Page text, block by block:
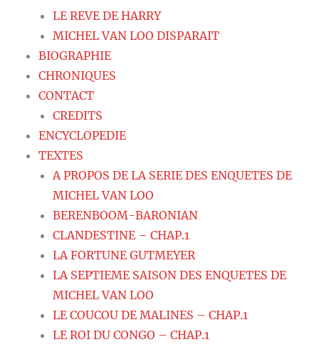
LE REVE DE HARRY
MICHEL VAN LOO DISPARAIT
BIOGRAPHIE
CHRONIQUES
CONTACT
CREDITS
ENCYCLOPEDIE
TEXTES
A PROPOS DE LA SERIE DES ENQUETES DE
MICHEL VAN LOO
BERENBOOM-BARONIAN
CLANDESTINE – CHAP.1
LA FORTUNE GUTMEYER
LA SEPTIEME SAISON DES ENQUETES DE
MICHEL VAN LOO
LE COUCOU DE MALINES – CHAP.1
LE ROI DU CONGO – CHAP.1